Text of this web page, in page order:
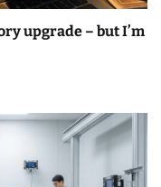
upgrade – but I’m